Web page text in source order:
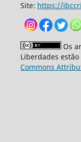
Site: https://
Os
Liberdades
Commons